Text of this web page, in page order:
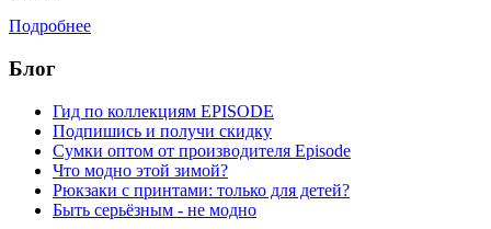
Подробнее
Блог
Гид по коллекциям EPISODE
Подпишись и получи скидку
Сумки оптом от производителя Episode
Что модно этой зимой?
Рюкзаки с принтами: только для детей?
Быть серьёзным - не модно